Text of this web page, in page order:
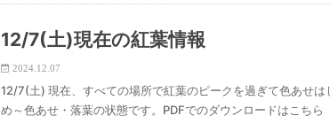
12/7(土)現在の紅葉情報
2024.12.07
12/7(土) 現在、すべての場所で紅葉のピークを過ぎて色あせは
め～色あせ・落葉の状態です。PDFでのダウンロードはこちら